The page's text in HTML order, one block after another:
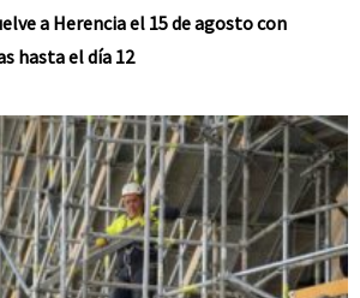
a Herencia el 15 de agosto con
hasta el día 12